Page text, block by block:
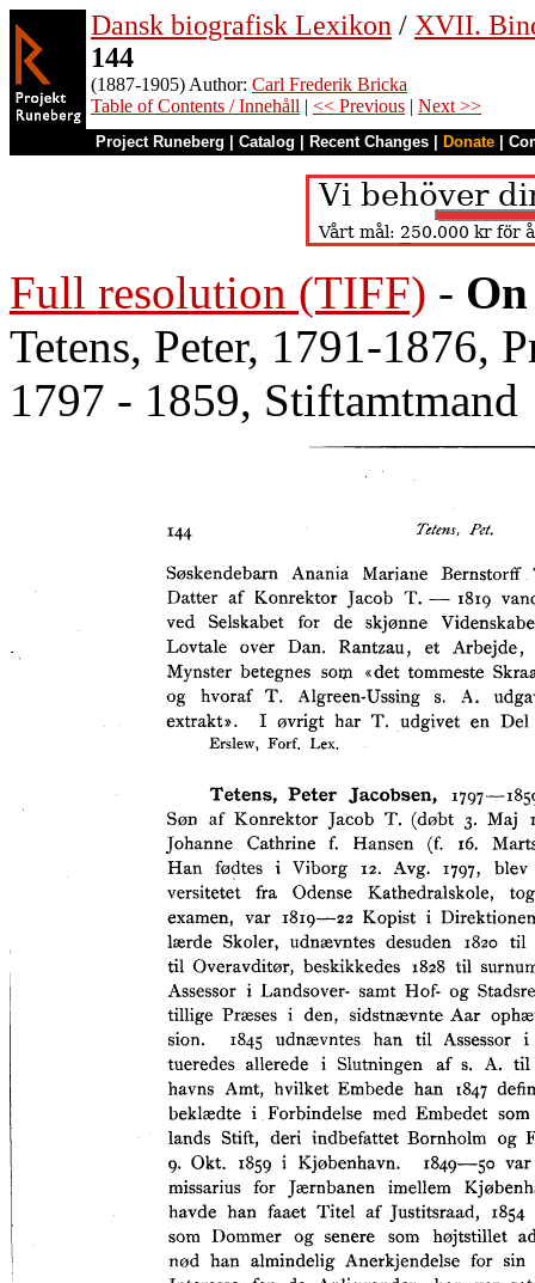
Dansk biografisk Lexikon / XVII.
144
(1887-1905) Author: Carl Frederik Bricka
Table of Contents / Innehåll | << Previous | Next >>
Project Runeberg Catalog Recent Changes Donate
Full resolution (TIFF) -
Tetens, Peter, 1791-1876,
1797 - 1859, Stiftamtmand